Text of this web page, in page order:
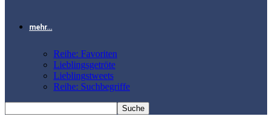
mehr…
Reihe: Favoriten
Lieblingsgetröte
Lieblingstweets
Reihe: Suchbegriffe